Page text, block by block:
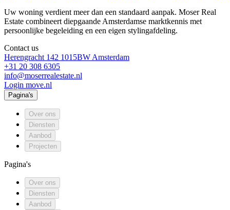
Uw woning verdient meer dan een standaard aanpak. Moser Real
Estate combineert diepgaande Amsterdamse marktkennis met
persoonlijke begeleiding en een eigen stylingafdeling.
Contact us
Herengracht 142 1015BW Amsterdam
+31 20 308 6305
info@moserrealestate.nl
Login move.nl
Pagina's
Over ons
Diensten
Aanbod
Projecten
Pagina's
Over ons
Diensten
Aanbod